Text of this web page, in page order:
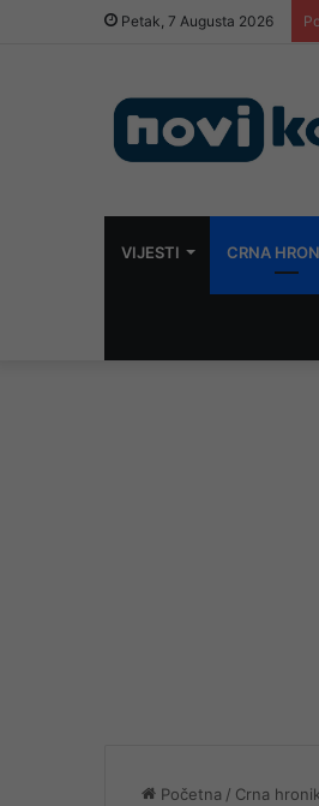
Petak, 7 Augusta 2026
VIJESTI CRNA
Početna / Crna